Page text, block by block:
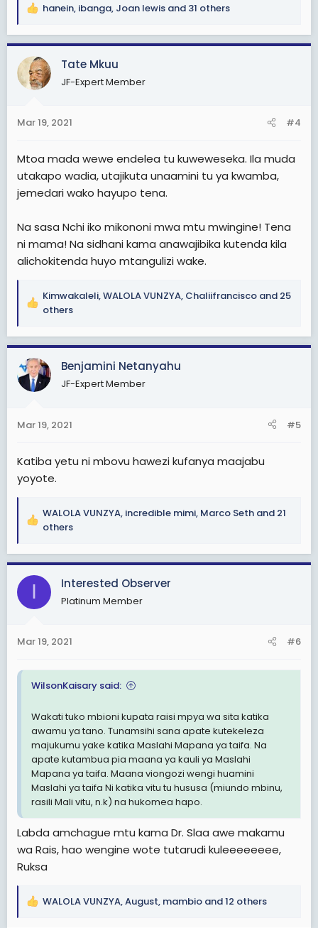
R
a
c
t
i
s
hanein, ibanga, Joan lewis and 31 others
Tate Mkuu
JF-Expert Member
Mar 19, 2021 #4
Mtoa mada wewe endelea tu kuweweseka. Ila muda
utakapo wadia, utajikuta unaamini tu ya kwamba,
jemedari wako hayupo tena.
Na sasa Nchi iko mikononi mwa mtu mwingine! Tena
ni mama! Na sidhani kama anawajibika kutenda kila
alichokitenda huyo mtangulizi wake.
R
a
c
t
i
o
s
Kimwakaleli,WALOLA VUNZYA, Chaliifrancisco and 25
others
Benjamini Netanyahu
JF-Expert Member
Mar 19, 2021 #5
Katiba yetu ni mbovu hawezi kufanya maajabu
yoyote.
R
a
c
o
s
WALOLA VUNZYA, incredible mimi, Marco Seth and 21
others
I Interested Observer
Platinum Member
Mar 19, 2021 #6
WilsonKaisary said:
Wakati tuko mbioni kupata raisi mpya wa sita katika
awamu ya tano. Tunamsihi sana apate kutekeleza
majukumu yake katika Maslahi Mapana ya taifa. Na
apate kutambua pia maana ya kauli ya Maslahi
Mapana ya taifa. Maana viongozi wengi huamini
Maslahi ya taifa Ni katika vitu tu hususa (miundo mbinu,
rasili Mali vitu, n.k) na hukomea hapo.
Labda amchague mtu kama Dr. Slaa awe makamu
wa Rais, hao wengine wote tutarudi kuleeeeeeee,
Ruksa
R
WALOLA VUNZYA,August, mambio and 12 others